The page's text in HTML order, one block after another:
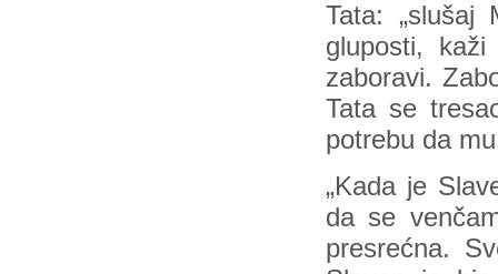
Tata:
gluposti,
zaboravi.
Tata se
potrebu da
„Kada je
da se
presrećna.